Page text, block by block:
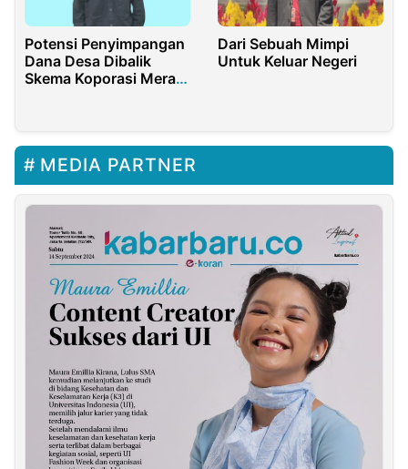
Potensi Penyimpangan
Dana Desa Dibalik
Skema Koporasi Merah
Dari Sebuah Mimpi
Untuk Keluar Negeri
MEDIA PARTNER